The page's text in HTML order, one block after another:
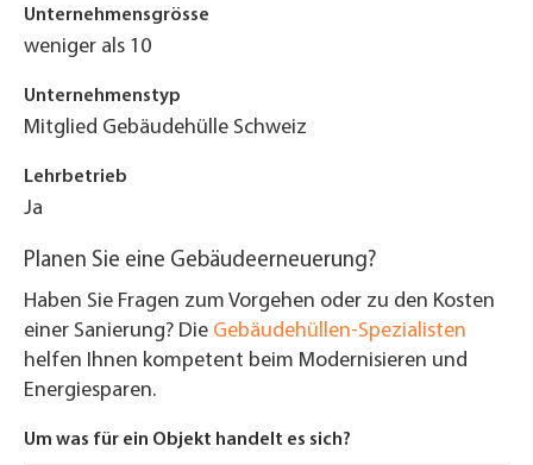
Unternehmensgrösse
weniger als 10
Unternehmenstyp
Mitglied Gebäudehülle Schweiz
Lehrbetrieb
Ja
Planen Sie eine Gebäudeerneuerung?
Haben Sie Fragen zum Vorgehen oder zu den Kosten
einer Sanierung? Die Gebäudehüllen-Spezialisten
helfen Ihnen kompetent beim Modernisieren und
Energiesparen.
Um was für ein Objekt handelt es sich?